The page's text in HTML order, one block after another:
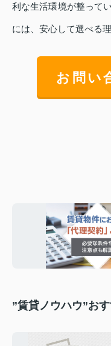
利な生活環境が整って
には、安心して選べる
お問い
”賃貸ノウハウ”お